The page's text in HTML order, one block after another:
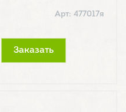
Арт: 477017я
Заказать